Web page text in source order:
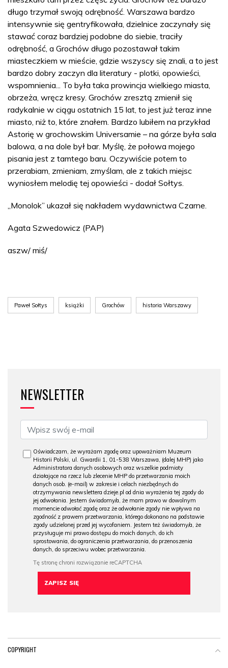
długo trzymał swoją odrębność. Warszawa bardzo
intensywnie się gentryfikowała, dzielnice zaczynały się
stawać coraz bardziej podobne do siebie, traciły
odrębność, a Grochów długo pozostawał takim
miasteczkiem w mieście, gdzie wszyscy się znali, a to jest
bardzo dobry zaczyn dla literatury - plotki, opowieści,
wspomnienia... To była taka prowincja wielkiego miasta,
obrzeża, wręcz kresy. Grochów zresztą zmienił się
radykalnie w ciągu ostatnich 15 lat, to jest już teraz inne
miasto, niż to, które znałem. Bardzo lubiłem na przykład
Astorię w grochowskim Universamie – na górze była sala
balowa, a na dole był bar. Myślę, że połowa mojego
pisania jest z tamtego baru. Oczywiście potem to
przerabiam, zmieniam, zmyślam, ale z takich miejsc
wyniosłem melodię tej opowieści - dodał Sołtys.
„Monolok” ukazał się nakładem wydawnictwa Czarne.
Agata Szwedowicz (PAP)
aszw/ miś/
Paweł Sołtys książki Grochów historia Warszawy
NEWSLETTER
Oświadczam, że wyrażam zgodę oraz upoważniam Muzeum
Historii Polski, ul. Gwardii 1, 01-538 Warszawa, (dalej MHP) jako
Administratora danych osobowych oraz wszelkie podmioty
działające na rzecz lub zlecenie MHP do przetwarzania moich
danych osob. (e-mail) w zakresie i celach niezbędnych do
otrzymywania newslettera dzieje.pl od dnia wyrażenia tej zgody do
jej odwołania. Jestem świadomy/a, że mam prawo w dowolnym
momencie odwołać zgodę oraz że odwołanie zgody nie wpływa na
zgodność z prawem przetwarzania, którego dokonano na podstawie
zgody udzielonej przed jej wycofaniem. Jestem też świadomy/a, że
przysługuje mi prawo dostępu do moich danych, do ich
sprostowania, do ograniczenia przetwarzania, do przenoszenia
danych, do sprzeciwu wobec przetwarzania.
COPYRIGHT